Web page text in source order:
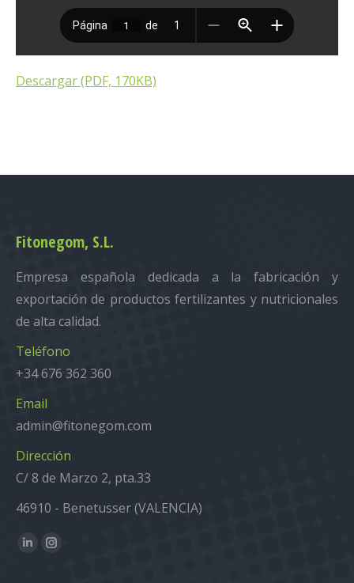
Descargar (PDF, 170KB)
Fitonegom, S.L.
Empresa española dedicada a la fabricación y
exportación de productos fertilizantes y nutricionales
de alta calidad.
Teléfono
+34 676 362 360
Email
admin@fitonegom.com
Dirección
C/ 8 de Marzo 2, pta.33
46910 - Benetusser (VALENCIA)
Encuéntranos en:
LinkedinInstagram